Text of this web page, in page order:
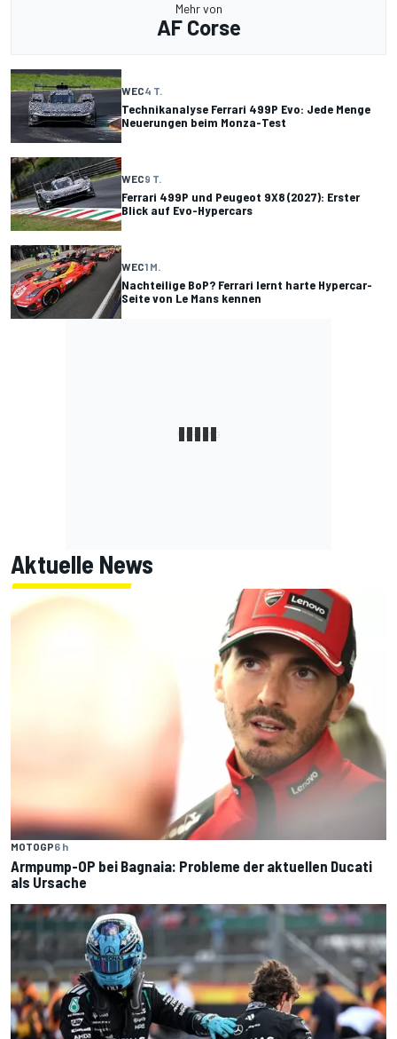
Mehr von
AF Corse
WEC4 T.
Technikanalyse Ferrari 499P Evo: Jede Menge
Neuerungen beim Monza-Test
WEC9 T.
Ferrari 499P und Peugeot 9X8 (2027): Erster
Blick auf Evo-Hypercars
WEC1 M.
Nachteilige BoP? Ferrari lernt harte Hypercar-
Seite von Le Mans kennen
Aktuelle News
MOTOGP6 h
Armpump-OP bei Bagnaia: Probleme der aktuellen Ducati
als Ursache